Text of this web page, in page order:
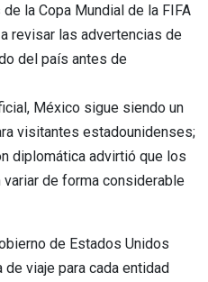
la Copa Mundial de la FIFA
revisar las advertencias de
del país antes de
México sigue siendo un
visitantes estadounidenses;
diplomática advirtió que los
de forma considerable
de Estados Unidos
viaje para cada entidad